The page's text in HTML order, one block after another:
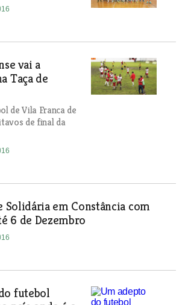
vai a
Taça de
de Vila Franca de
de final da
Solidária em Constância com
6 de Dezembro
futebol